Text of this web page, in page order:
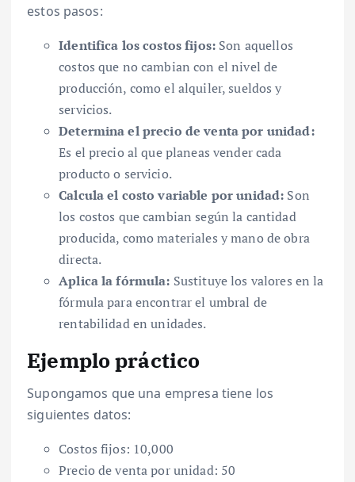
estos pasos:
Identifica los costos fijos: Son aquellos
costos que no cambian con el nivel de
producción, como el alquiler, sueldos y
servicios.
Determina el precio de venta por unidad:
Es el precio al que planeas vender cada
producto o servicio.
Calcula el costo variable por unidad: Son
los costos que cambian según la cantidad
producida, como materiales y mano de obra
directa.
Aplica la fórmula: Sustituye los valores en la
fórmula para encontrar el umbral de
rentabilidad en unidades.
Ejemplo práctico
Supongamos que una empresa tiene los
siguientes datos:
Costos fijos: 10,000
Precio de venta por unidad: 50